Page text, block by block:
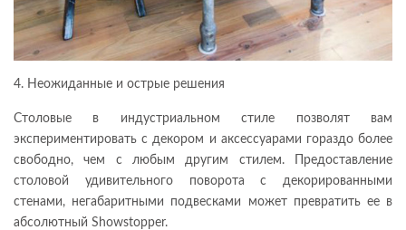
4. Неожиданные и острые решения
Столовые в индустриальном стиле позволят вам
экспериментировать с декором и аксессуарами гораздо более
свободно, чем с любым другим стилем. Предоставление
столовой удивительного поворота с декорированными
стенами, негабаритными подвесками может превратить ее в
абсолютный Showstopper.